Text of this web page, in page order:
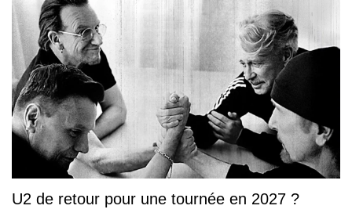
U2 de retour pour une tournée en 2027 ?